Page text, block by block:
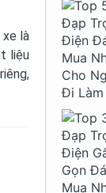
xe là
liệu